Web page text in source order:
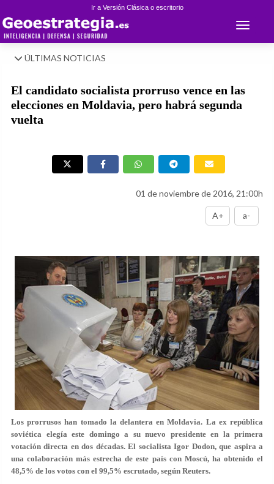
Ir a Versión Clásica o escritorio
Toggle
ÚLTIMAS NOTICIAS
El candidato socialista prorruso vence en las
elecciones en Moldavia, pero habrá segunda
vuelta
01 de noviembre de 2016, 21:00h
A+ a-
Los prorrusos han tomado la delantera enMoldavia. La ex república
soviética elegía este domingo a sunuevo presidenteen la primera
votación directa en dos décadas. El socialista Igor Dodon, que aspira a
una colaboración más estrecha de este país con Moscú, ha obtenido el
48,5% de los votos con el 99,5% escrutado, según Reuters.